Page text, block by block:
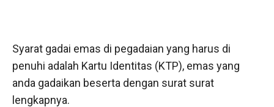
Syarat gadai emas di pegadaian yang harus di
penuhi adalah Kartu Identitas (KTP), emas yang
anda gadaikan beserta dengan surat surat
lengkapnya.